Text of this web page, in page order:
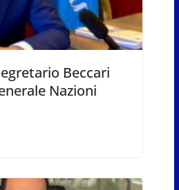
Beccari
Nazioni